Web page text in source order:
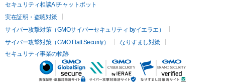
セキュリティ相談AIチャットボット
実在証明・盗聴対策
サイバー攻撃対策（GMOサイバーセキュリティ byイエラエ）
サイバー攻撃対策（GMO Flatt Security）
なりすまし対策
セキュリティ事業の軌跡